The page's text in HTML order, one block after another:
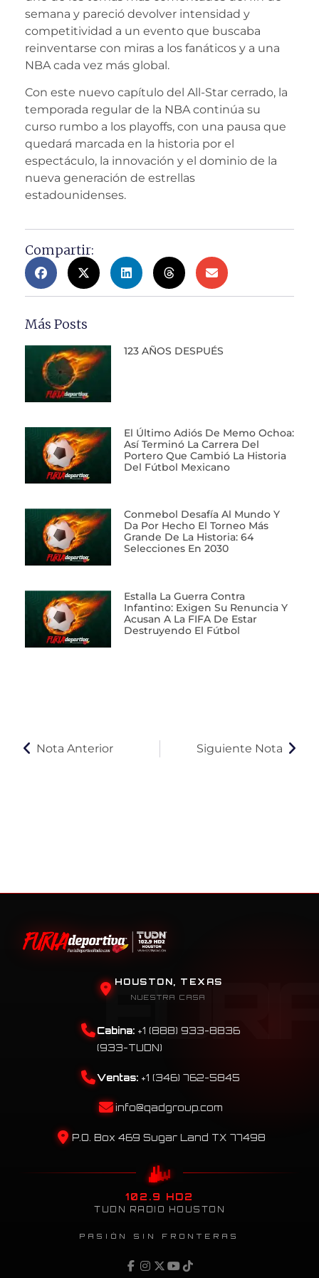
semana y pareció devolver intensidad y
competitividad a un evento que buscaba
reinventarse con miras a los fanáticos y a una
NBA cada vez más global.
Con este nuevo capítulo del All-Star cerrado, la
temporada regular de la NBA continúa su
curso rumbo a los playoffs, con una pausa que
quedará marcada en la historia por el
espectáculo, la innovación y el dominio de la
nueva generación de estrellas
estadounidenses.
Compartir:
Más Posts
123 AÑOS DESPUÉS
El Último Adiós De Memo Ochoa:
Así Terminó La Carrera Del
Portero Que Cambió La Historia
Del Fútbol Mexicano
Conmebol Desafía Al Mundo Y
Da Por Hecho El Torneo Más
Grande De La Historia: 64
Selecciones En 2030
Estalla La Guerra Contra
Infantino: Exigen Su Renuncia Y
Acusan A La FIFA De Estar
Destruyendo El Fútbol
Nota Anterior Siguiente Nota
HOUSTON, TEXAS
NUESTRA CASA
Cabina: +1 (888) 933-8836
(933-TUDN)
Ventas: +1 (346) 762-5845
info@qadgroup.com
P.O. Box 469 Sugar Land TX 77498
102.9 HD2
TUDN RADIO HOUSTON
PASIÓN SIN FRONTERAS